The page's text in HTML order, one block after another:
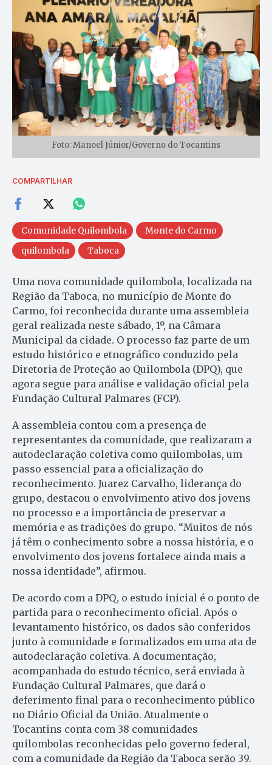
Foto: Manoel Júnior/Governo do Tocantins
COMPARTILHAR
Comunidade Quilombola
Monte do Carmo
quilombola
Taboca
Uma nova comunidade quilombola, localizada na
Região da Taboca, no município de Monte do
Carmo, foi reconhecida durante uma assembleia
geral realizada neste sábado, 1º, na Câmara
Municipal da cidade. O processo faz parte de um
estudo histórico e etnográfico conduzido pela
Diretoria de Proteção ao Quilombola (DPQ), que
agora segue para análise e validação oficial pela
Fundação Cultural Palmares (FCP).
A assembleia contou com a presença de
representantes da comunidade, que realizaram a
autodeclaração coletiva como quilombolas, um
passo essencial para a oficialização do
reconhecimento. Juarez Carvalho, liderança do
grupo, destacou o envolvimento ativo dos jovens
no processo e a importância de preservar a
memória e as tradições do grupo. “Muitos de nós
já têm o conhecimento sobre a nossa história, e o
envolvimento dos jovens fortalece ainda mais a
nossa identidade”, afirmou.
De acordo com a DPQ, o estudo inicial é o ponto de
partida para o reconhecimento oficial. Após o
levantamento histórico, os dados são conferidos
junto à comunidade e formalizados em uma ata de
autodeclaração coletiva. A documentação,
acompanhada do estudo técnico, será enviada à
Fundação Cultural Palmares, que dará o
deferimento final para o reconhecimento público
no Diário Oficial da União. Atualmente o
Tocantins conta com 38 comunidades
quilombolas reconhecidas pelo governo federal,
com a comunidade da Região da Taboca serão 39.